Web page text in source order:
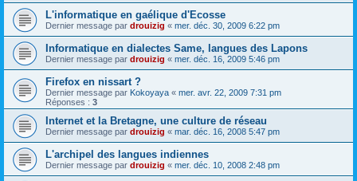
L'informatique en gaélique d'Ecosse
Dernier message par drouizig « mer. déc. 30, 2009 6:22 pm
Informatique en dialectes Same, langues des Lapons
Dernier message par drouizig « mer. déc. 16, 2009 5:46 pm
Firefox en nissart ?
Dernier message par Kokoyaya « mer. avr. 22, 2009 7:31 pm
Réponses : 3
Internet et la Bretagne, une culture de réseau
Dernier message par drouizig « mar. déc. 16, 2008 5:47 pm
L'archipel des langues indiennes
Dernier message par drouizig « mer. déc. 10, 2008 2:48 pm